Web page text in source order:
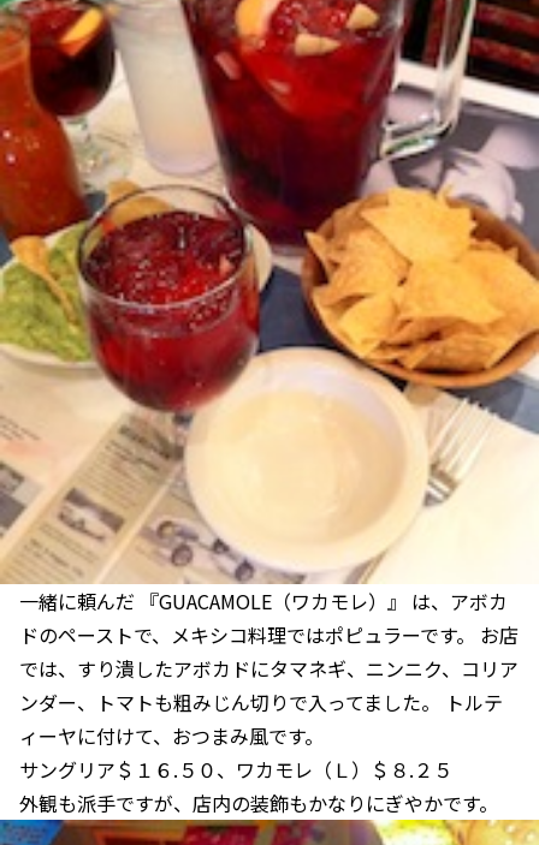
一緒に頼んだ 『GUACAMOLE（ワカモレ）』 は、アボカ
ドのペーストで、メキシコ料理ではポピュラーです。 お店
では、すり潰したアボカドにタマネギ、ニンニク、コリア
ンダー、トマトも粗みじん切りで入ってました。 トルテ
ィーヤに付けて、おつまみ風です。
サングリア＄１６.５０、ワカモレ（Ｌ）＄８.２５
外観も派手ですが、店内の装飾もかなりにぎやかです。